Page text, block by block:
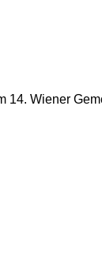
14. Wiener